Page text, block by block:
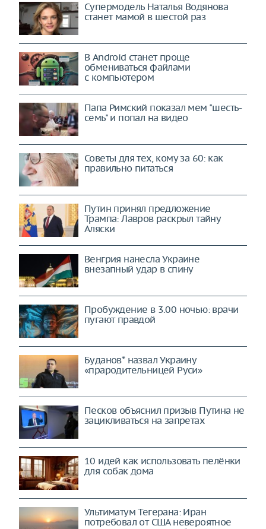
Супермодель Наталья Водянова
станет мамой в шестой раз
В Android станет проще
обмениваться файлами
с компьютером
Папа Римский показал мем "шесть-
семь" и попал на видео
Советы для тех, кому за 60: как
правильно питаться
Путин принял предложение
Трампа: Лавров раскрыл тайну
Аляски
Венгрия нанесла Украине
внезапный удар в спину
Пробуждение в 3.00 ночью: врачи
пугают правдой
Буданов* назвал Украину
«прародительницей Руси»
Песков объяснил призыв Путина не
зацикливаться на запретах
10 идей как использовать пелёнки
для собак дома
Ультиматум Тегерана: Иран
потребовал от США невероятное